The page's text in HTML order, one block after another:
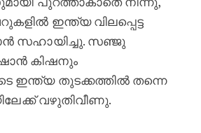
ഇന്ത്യ വിലപ്പെട്ട
സഹായിച്ചു. സഞ്ജു
കിഷനും
ഇന്ത്യ തുടക്കത്തിൽ തന്നെ
വഴുതിവീണു.